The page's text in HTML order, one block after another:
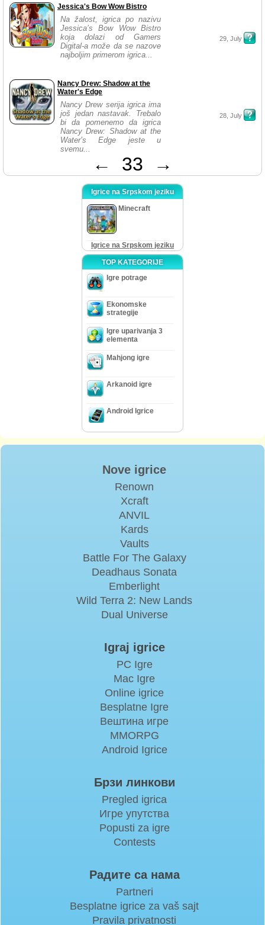
Jessica's Bow Wow Bistro
Na žalost, igrica po nazivu
Jessica’s Bow Wow Bistro
koja dolazi od Gamers
Digital-a može da se nazove
najboljim primerom igrica...
29, July
Nancy Drew: Shadow at the
Water's Edge
Nancy Drew serija igrica ima
još jedan nastavak. Trebalo
bi da pomenemo da igrica
Nancy Drew: Shadow at the
Water’s Edge jeste u
svemu...
28, July
← 33 →
Igrice na Srpskom jeziku
Minecraft
Igrice na Srpskom jeziku
TOP KATEGORIJE
Igre potrage
Ekonomske
strategije
Igre uparivanja 3
elementa
Mahjong igre
Arkanoid igre
Android Igrice
Nove igrice
Renown
Xcraft
ANVIL
Kards
Vaults
Battle For The Galaxy
Deadhaus Sonata
Emberlight
Wild Terra 2: New Lands
Dual Universe
Igraj igrice
PC Igre
Mac Igre
Online igrice
Besplatne Igre
Вештина игре
MMORPG
Android Igrice
Брзи линкови
Pregled igrica
Игре упутства
Popusti za igre
Contests
Радите са нама
Partneri
Besplatne igrice za vaš sajt
Pravila privatnosti